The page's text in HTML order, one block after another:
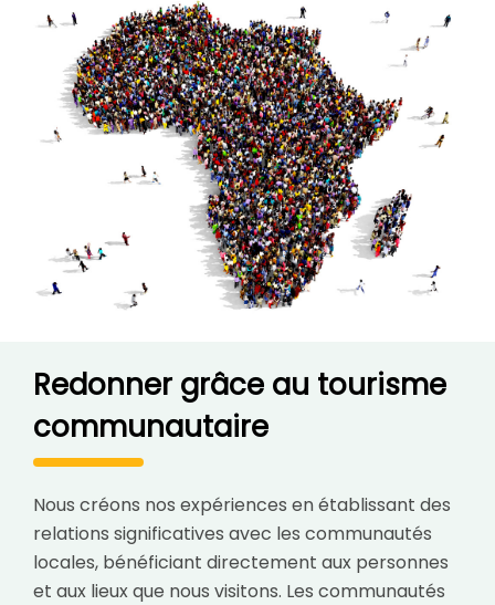
Redonner grâce au tourisme
communautaire
Nous créons nos expériences en établissant des
relations significatives avec les communautés
locales, bénéficiant directement aux personnes
et aux lieux que nous visitons. Les communautés